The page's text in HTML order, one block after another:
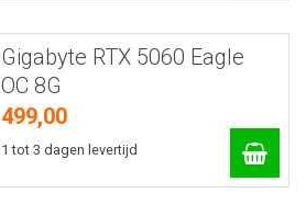
Gigabyte RTX 5060 Eagle
OC 8G
499,00
1 tot 3 dagen levertijd